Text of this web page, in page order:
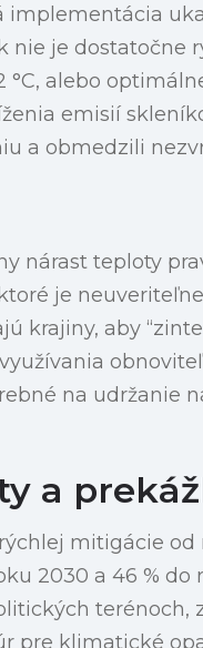
implementácia
nie je
alebo
emisií
a obmedzili
nárast teploty
je
krajiny, aby
na udržanie
a
mitigácie
2030 a 46 %
terénoch,
pre klimatické